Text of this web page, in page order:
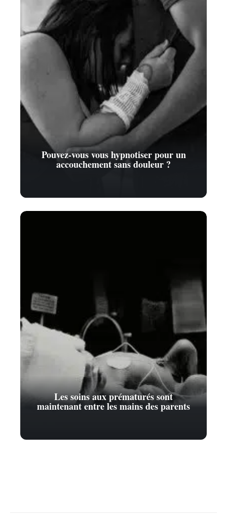
Pouvez-vous vous hypnotiser pour un
accouchement sans douleur ?
Les soins aux prématurés sont
maintenant entre les mains des parents